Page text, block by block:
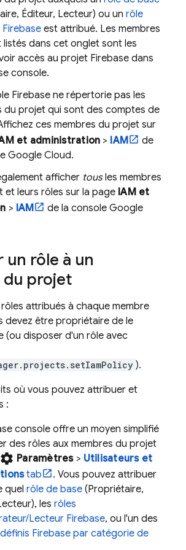
Éditeur, Lecteur) ou un rôle
est attribué. Les membres
dans cet onglet sont les
accès au projet Firebase dans
console.
Firebase ne répertorie pas les
du projet qui sont des comptes de
ces membres du projet sur
et administration > IAM
de
Google Cloud.
afficher tousles membres
et leurs rôles sur la page IAM et
> IAM de la consoleGoogle
rôle à un
projet
attribués à chaque membre
devez être propriétaire de le
(ou disposer d'un rôle avec
).
où vous pouvez attribuer et
:
console offre un moyen simplifié
des rôles aux membres du projet
settings Paramètres> Utilisateurs et
tab
. Vous pouvez attribuer
quel rôle de base (Propriétaire,
les rôles
Lecteur Firebase, ou l'un des
Firebase par catégorie de